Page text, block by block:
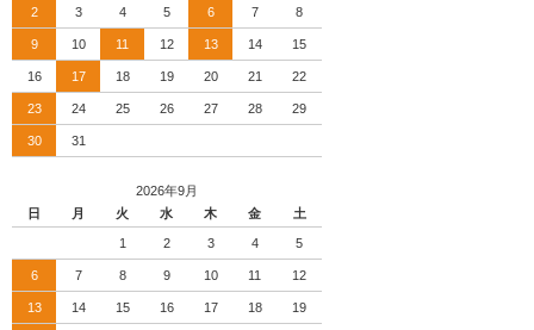
2 3 4 5 6 7 8
9 10 11 12 13 14 15
16 17 18 19 20 21 22
23 24 25 26 27 28 29
30 31
2026年9月
日
月 火 水 木 金 土
1 2 3 4 5
6 7 8 9 10 11 12
13 14 15 16 17 18 19